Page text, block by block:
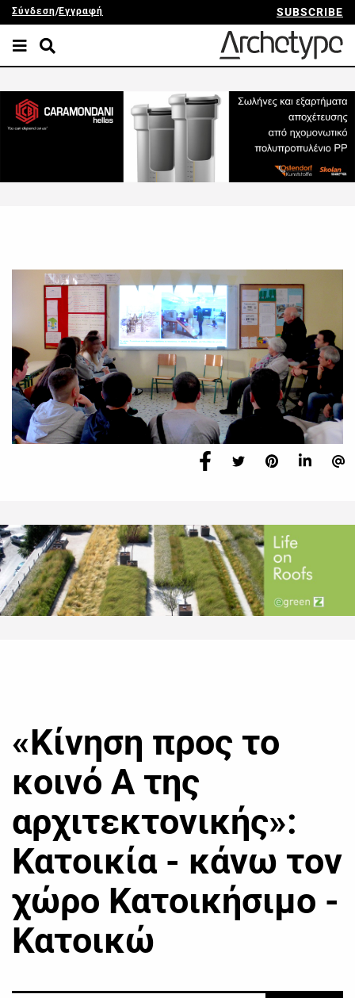
Σύνδεση/Εγγραφή SUBSCRIBE
«Κίνηση προς το
κοινό Α της
αρχιτεκτονικής»:
Κατοικία - κάνω τον
χώρο Κατοικήσιμο -
Κατοικώ